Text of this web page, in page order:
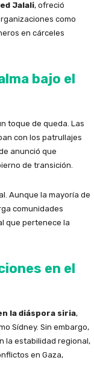
Jalali, ofreció
como
en cárceles
bajo el
toque de queda. Las
con los patrullajes
anunció que
de transición.
Aunque la mayoría de
comunidades
que pertenece la
en el
la diáspora siria,
Sídney. Sin embargo,
la estabilidad regional,
en Gaza,